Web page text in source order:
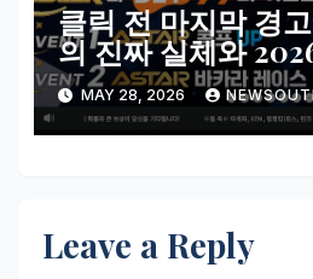
클릭 전 마지막 경
의 진짜 실체와
언급되는 플랫폼
MAY 28, 2026
Leave a Reply